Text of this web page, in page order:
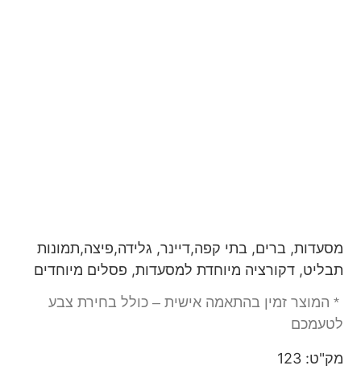
מסעדות, ברים, בתי קפה,דיינר, גלידה,פיצה,תמונות
תבליט, דקורציה מיוחדת למסעדות, פסלים מיוחדים
* המוצר זמין בהתאמה אישית – כולל בחירת צבע
לטעמכם
מק"ט: 123